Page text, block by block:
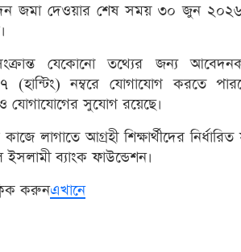
জমা দেওয়ার শেষ সময় ৩০ জুন
যেকোনো তথ্যের জন্য
(হান্টিং) নম্বরে যোগাযোগ করতে
যোগাযোগের সুযোগ রয়েছে।
কাজে লাগাতে আগ্রহী শিক্ষার্থীদের
ইসলামী ব্যাংক ফাউন্ডেশন।
করুনএখানে